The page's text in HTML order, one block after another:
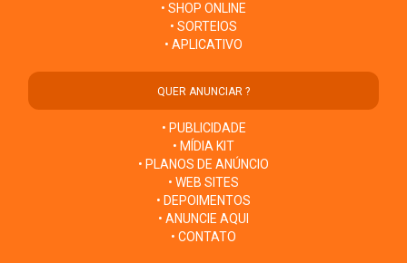
• SHOP ONLINE
• SORTEIOS
• APLICATIVO
QUER ANUNCIAR ?
• PUBLICIDADE
• MÍDIA KIT
• PLANOS DE ANÚNCIO
• WEB SITES
• DEPOIMENTOS
• ANUNCIE AQUI
• CONTATO